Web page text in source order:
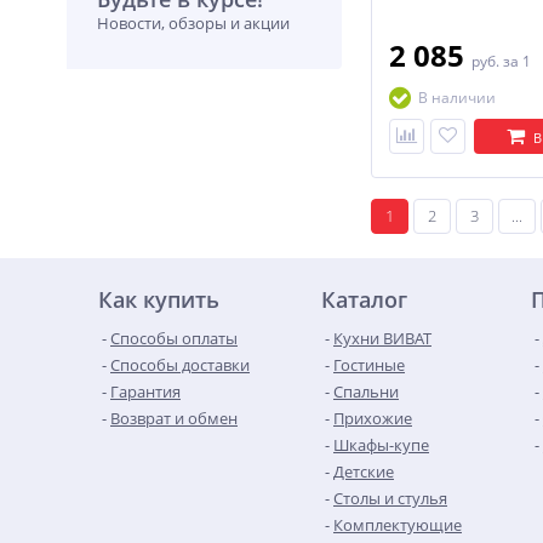
Новости, обзоры и акции
2 085 руб. за 1
В наличии
1 2 3 ...
Как купить
Способы оплаты
Способы доставки
Гарантия
Возврат и обмен
Каталог
Кухни ВИВАТ
Гостиные
Спальни
Прихожие
Шкафы-купе
Детские
Столы и стулья
Комплектующие